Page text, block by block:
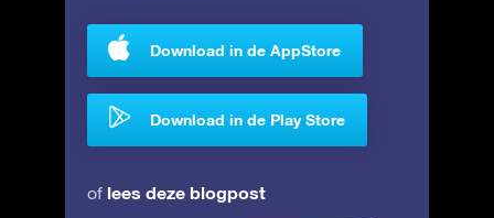
Download in de AppStore
Download in de Play Store
of lees deze blogpost